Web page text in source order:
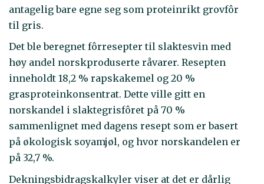
antagelig bare egne seg som proteinrikt grovfôr
til gris.
Det ble beregnet fôrresepter til slaktesvin med
høy andel norskproduserte råvarer. Resepten
inneholdt 18,2 % rapskakemel og 20 %
grasproteinkonsentrat. Dette ville gitt en
norskandel i slaktegrisfôret på 70 %
sammenlignet med dagens resept som er basert
på økologisk soyamjøl, og hvor norskandelen er
på 32,7 %.
Dekningsbidragskalkyler viser at det er dårlig